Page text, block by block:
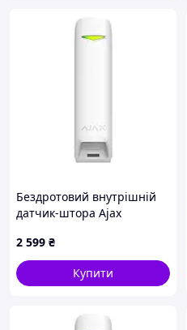
Бездротовий внутрішній
датчик-штора Ajax
2 599 ₴
Купити